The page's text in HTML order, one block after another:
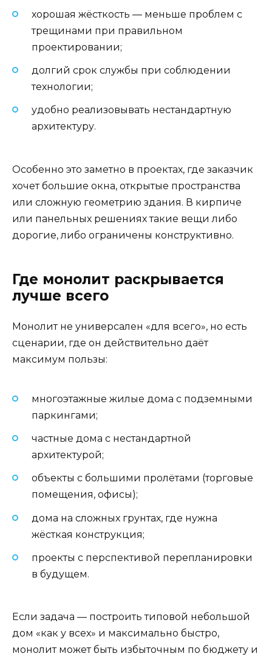
хорошая жёсткость — меньше проблем с
трещинами при правильном
проектировании;
долгий срок службы при соблюдении
технологии;
удобно реализовывать нестандартную
архитектуру.
Особенно это заметно в проектах, где заказчик
хочет большие окна, открытые пространства
или сложную геометрию здания. В кирпиче
или панельных решениях такие вещи либо
дорогие, либо ограничены конструктивно.
Где монолит раскрывается
лучше всего
Монолит не универсален «для всего», но есть
сценарии, где он действительно даёт
максимум пользы:
многоэтажные жилые дома с подземными
паркингами;
частные дома с нестандартной
архитектурой;
объекты с большими пролётами (торговые
помещения, офисы);
дома на сложных грунтах, где нужна
жёсткая конструкция;
проекты с перспективой перепланировки
в будущем.
Если задача — построить типовой небольшой
дом «как у всех» и максимально быстро,
монолит может быть избыточным по бюджету и